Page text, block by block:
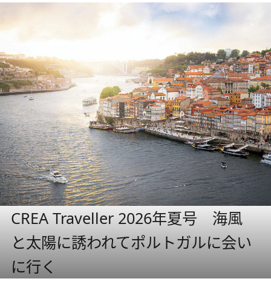
CREA Traveller 2026年夏号 海風
と太陽に誘われてポルトガルに会い
に行く